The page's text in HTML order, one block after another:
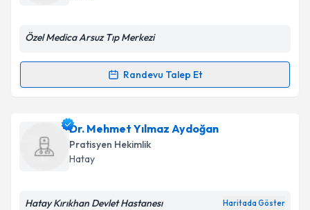
Özel Medica Arsuz Tıp Merkezi
Randevu Talep Et
Randevu Takvimi Talebi
Dr. Hidir Yanniiçin randevu takvimi talebi oluşturun.
Size bu uzmandan randevu almanız için bir takvim
hazırlandığında e-posta ile bilgilendireceğiz.
Dr. Mehmet Yılmaz Aydoğan
Pratisyen Hekimlik
Hatay
Hatay Kırıkhan Devlet Hastanesı Haritada Göster